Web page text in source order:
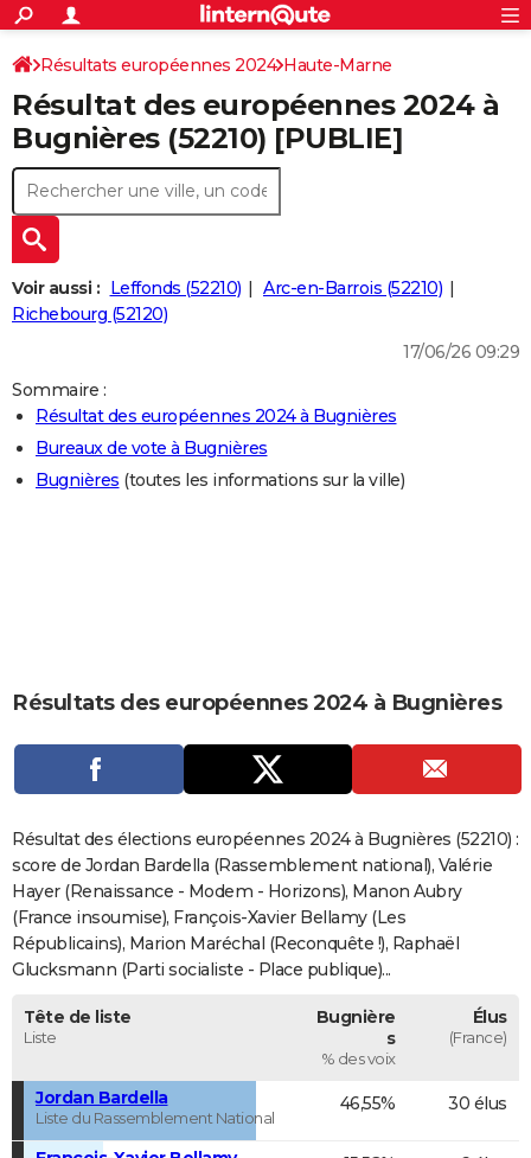
ACTUALITÉS
Politique
Société
Faits Divers
Education
Monde
Villes
+
SPORT
Coupe du monde 2026
Football
Tennis
Cyclisme
Rugby
Forum
Programme TV
TNT
Streaming
Cinéma
Sorties cinéma
Musique
+
FINANCE
Retraite
Impôts
Epargne
Immobilier
Risques naturels par ville
Banque
Assurance
Crédit
AUTO
Essais
Réserver un essai
Citadines
Berlines
SUV
Forum auto
+
HIGH-TECH
Mobiles
Meilleur smartphone
Internet
Ordinateurs
Jeux vidéo
Guide high-tech
+
BRICOLAGE
Guides de France
Escapades
Patrimoine
Expositions
Musées
Week-end nature
LIFESTYLE
Art de vivre
Bien-être
Loisirs
Mode
Modes de vie
CARTE DE VOEUX
Carte de Noël
Carte Bonne année
Carte Saint-Valentin
Carte Pâques
Carte d'anniversaire
DICTIONNAIRE
Dictionnaire
Biographies
Citations
Expressions
Proverbes
PROGRAMME TV
COPAINS D'AVANT
S'inscrire
Se connecter
Lycées
Collèges
Primaires
Universités
Entreprises
Service militaire
Avis de recherche
AVIS DE DÉCÈS
FORUM
S'inscrire
Connexion
Résultats européennes 2024 Haute-Marne
Résultat des européennes 2024 à
Bugnières (52210) [PUBLIE]
Voir aussi : Leffonds (52210)
Arc-en-Barrois (52210)
Richebourg (52120)
17/06/26 09:29
Sommaire :
Résultat des européennes 2024 à Bugnières
Bureaux de vote à Bugnières
Bugnières (toutes les informations sur la ville)
Résultats des européennes 2024 à Bugnières
Résultat des élections européennes 2024 à Bugnières (52210) :
score de Jordan Bardella (Rassemblement national), Valérie
Hayer (Renaissance - Modem - Horizons), Manon Aubry
(France insoumise), François-Xavier Bellamy (Les
Républicains), Marion Maréchal (Reconquête !), Raphaël
Glucksmann (Parti socialiste - Place publique)...
Tête de liste
Liste
Bugnière
s
% des voix
Élus
(France)
Jordan Bardella
Liste du Rassemblement National
46,55% 30 élus